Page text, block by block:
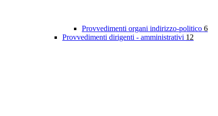
Provvedimenti organi indirizzo-politico 6
Provvedimenti dirigenti - amministrativi 12